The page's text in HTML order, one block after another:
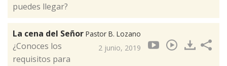
puedes llegar?
La cena del Señor Pastor B. Lozano
2 junio, 2019
¿Conoces los
requisitos para